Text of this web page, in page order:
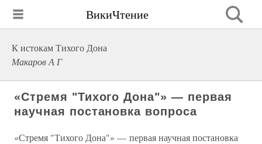
ВикиЧтение
К истокам Тихого Дона
Макаров А Г
«Стремя "Тихого Дона"» — первая
научная постановка вопроса
«Стремя "Тихого Дона"» — первая научная постановка